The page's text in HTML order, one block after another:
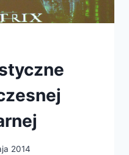
2014